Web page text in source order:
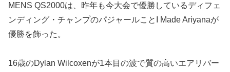
MENS QS2000は、昨年も今大会で優勝しているディフェ
ンディング・チャンプのパジャールことI Made Ariyanaが
優勝を飾った。
16歳のDylan Wilcoxenが1本目の波で質の高いエアリバー